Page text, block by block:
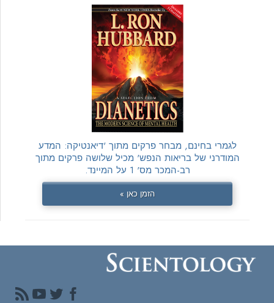
לגמרי בחינם, מבחר פרקים מתוך 'דיאנטיקה: המדע
המודרני של בריאות הנפש' מכיל שלושה פרקים מתוך
רב-המכר מס' 1 על המיינד.
הזמן כאן »